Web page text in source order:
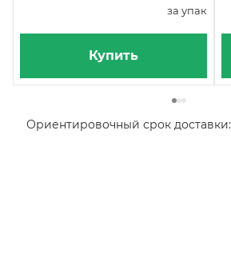
за упак
Купить
Ориентировочный срок доставки: